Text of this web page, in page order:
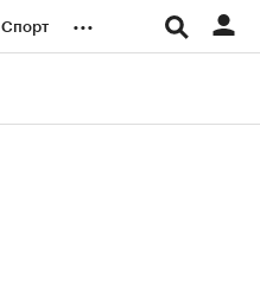
Спорт ...